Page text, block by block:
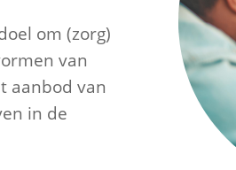
om (zorg)
van
aanbod van
in de